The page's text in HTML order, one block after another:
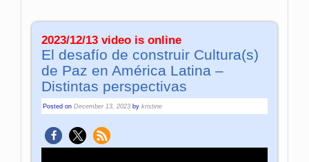
2023/12/13 video is online
El desafío de con­struir Cul­tu­ra(s)
de Paz en Amé­rica La­tina –
Distintas perspectivas
Posted onDecember 13, 2023 bykristine